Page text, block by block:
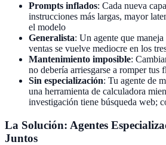
Prompts inflados: Cada nueva
instrucciones más largas, mayor
el modelo
Generalista: Un agente que
ventas se vuelve mediocre en los
Mantenimiento imposible:
no debería arriesgarse a romper tus
Sin especialización: Tu agente de
una herramienta de calculadora
investigación tiene búsqueda web;
La Solución: Agentes
Juntos